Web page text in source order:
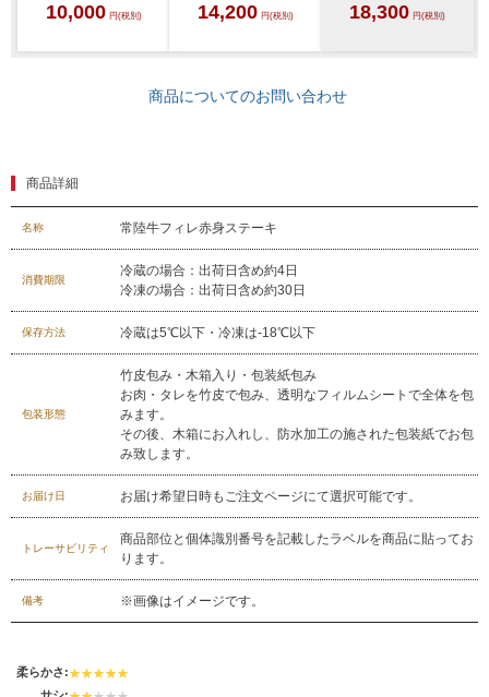
029-254-2441
受付：9:00～17:30(日曜日を除く)
お問合せフォーム
10,000 円(税別) 14,200 円(税別) 18,300 円(税別)
商品についてのお問い合わせ
商品詳細
名称 常陸牛フィレ赤身ステーキ
消費期限
冷蔵の場合：出荷日含め約4日
冷凍の場合：出荷日含め約30日
保存方法 冷蔵は5℃以下・冷凍は-18℃以下
包装形態
竹皮包み・木箱入り・包装紙包み
お肉・タレを竹皮で包み、透明なフィルムシートで全体を包
みます。
その後、木箱にお入れし、防水加工の施された包装紙でお包
み致します。
お届け日 お届け希望日時もご注文ページにて選択可能です。
トレーサビリティ
商品部位と個体識別番号を記載したラベルを商品に貼ってお
ります。
備考 ※画像はイメージです。
柔らかさ: